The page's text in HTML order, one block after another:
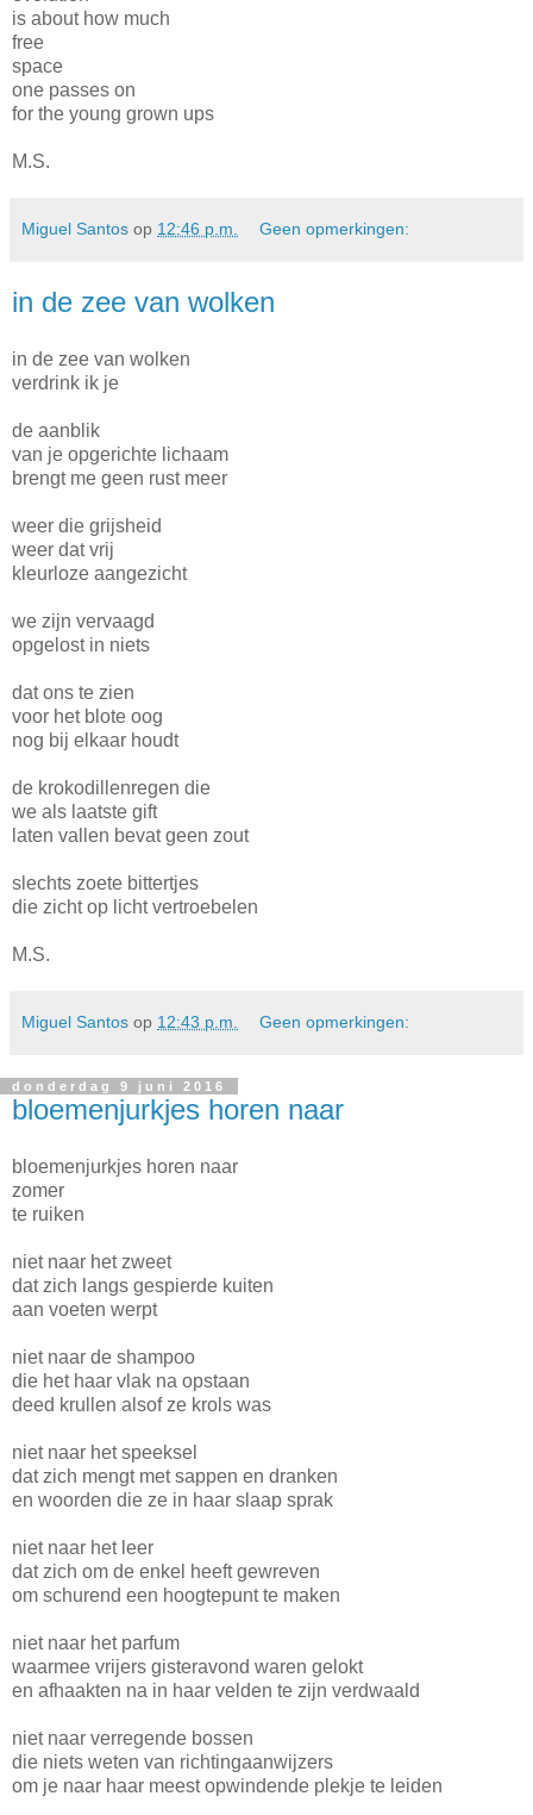
is about how much
free
space
one passes on
for the young grown ups
M.S.
Miguel Santos op 12:46 p.m. Geen opmerkingen:
in de zee van wolken
in de zee van wolken
verdrink ik je
de aanblik
van je opgerichte lichaam
brengt me geen rust meer
weer die grijsheid
weer dat vrij
kleurloze aangezicht
we zijn vervaagd
opgelost in niets
dat ons te zien
voor het blote oog
nog bij elkaar houdt
de krokodillenregen die
we als laatste gift
laten vallen bevat geen zout
slechts zoete bittertjes
die zicht op licht vertroebelen
M.S.
Miguel Santos op 12:43 p.m. Geen opmerkingen:
donderdag 9 juni 2016
bloemenjurkjes horen naar
bloemenjurkjes horen naar
zomer
te ruiken
niet naar het zweet
dat zich langs gespierde kuiten
aan voeten werpt
niet naar de shampoo
die het haar vlak na opstaan
deed krullen alsof ze krols was
niet naar het speeksel
dat zich mengt met sappen en dranken
en woorden die ze in haar slaap sprak
niet naar het leer
dat zich om de enkel heeft gewreven
om schurend een hoogtepunt te maken
niet naar het parfum
waarmee vrijers gisteravond waren gelokt
en afhaakten na in haar velden te zijn verdwaald
niet naar verregende bossen
die niets weten van richtingaanwijzers
om je naar haar meest opwindende plekje te leiden